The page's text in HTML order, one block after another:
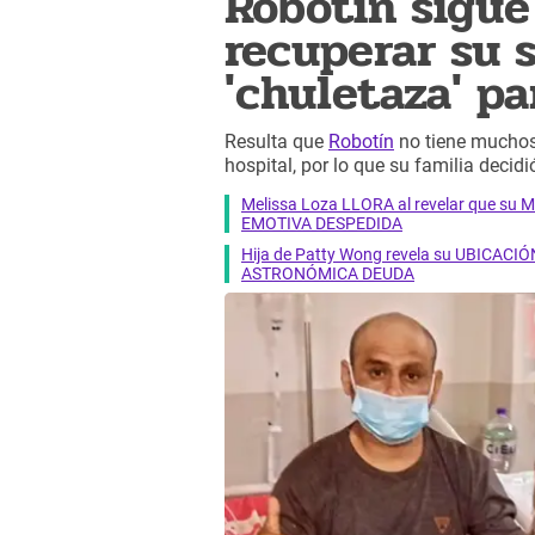
recuperar su
'chuletaza'
Resulta que Robotín no tiene
hospital, por lo que su familia
Melissa Loza LLORA al revelar que su
EMOTIVA DESPEDIDA
Hija de Patty Wong revela su
ASTRONÓMICA DEUDA